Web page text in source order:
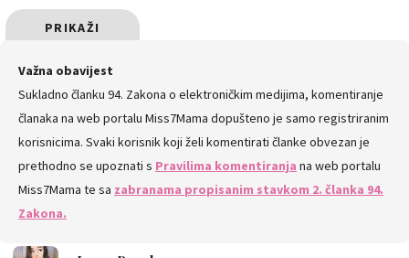
PRIKAŽI
SVE
KOMENTARE
Važna obavijest
Sukladno članku 94. Zakona o elektroničkim medijima, komentiranje
članaka na web portalu Miss7Mama dopušteno je samo registriranim
korisnicima. Svaki korisnik koji želi komentirati članke obvezan je
prethodno se upoznati s Pravilima komentiranja na web portalu
Miss7Mama te sa zabranama propisanim stavkom 2. članka 94.
Zakona.